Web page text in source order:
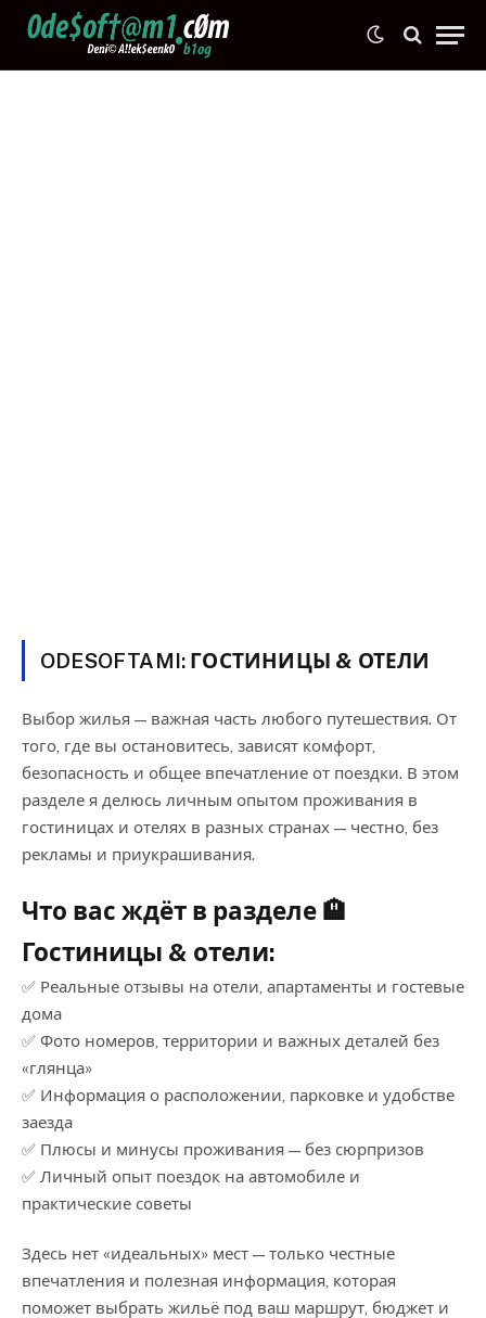
ODESOFTAMI: ГОСТИНИЦЫ & ОТЕЛИ
Выбор жилья — важная часть любого путешествия. От
того, где вы остановитесь, зависят комфорт,
безопасность и общее впечатление от поездки. В этом
разделе я делюсь личным опытом проживания в
гостиницах и отелях в разных странах — честно, без
рекламы и приукрашивания.
Что вас ждёт в разделе 🏨
Гостиницы & отели:
✅ Реальные отзывы на отели, апартаменты и гостевые
дома
✅ Фото номеров, территории и важных деталей без
«глянца»
✅ Информация о расположении, парковке и удобстве
заезда
✅ Плюсы и минусы проживания — без сюрпризов
✅ Личный опыт поездок на автомобиле и
практические советы
Здесь нет «идеальных» мест — только честные
впечатления и полезная информация, которая
поможет выбрать жильё под ваш маршрут, бюджет и